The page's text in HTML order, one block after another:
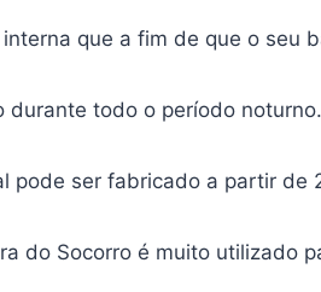
que a fim de que o seu
durante todo o período noturno.
pode ser fabricado a partir de
do Socorro é muito utilizado